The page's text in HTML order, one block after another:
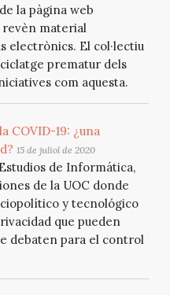
la pàgina web
revèn material
electrònics. El col·lectiu
prematur dels
com aquesta.
COVID-19: ¿una
15 de juliol de 2020
de Informática,
de la UOC donde
y tecnológico
que pueden
debaten para el control